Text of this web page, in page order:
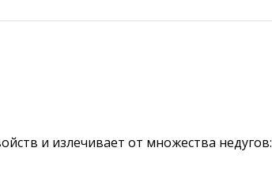
и излечивает от множества недугов: